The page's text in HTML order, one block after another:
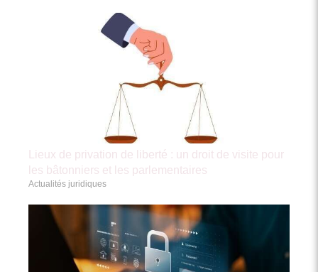
Lieux de privation de liberté : un droit de visite pour
les bâtonniers et les parlementaires
Actualités juridiques